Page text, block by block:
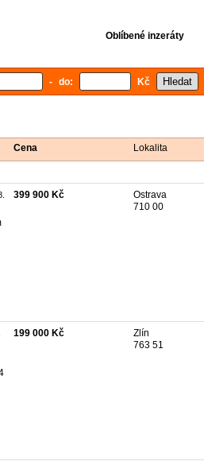
Oblíbené inzeráty
- do: Kč
Cena Lokalita
399 900 Kč
Ostrava
710 00
199 000 Kč
Zlín
763 51